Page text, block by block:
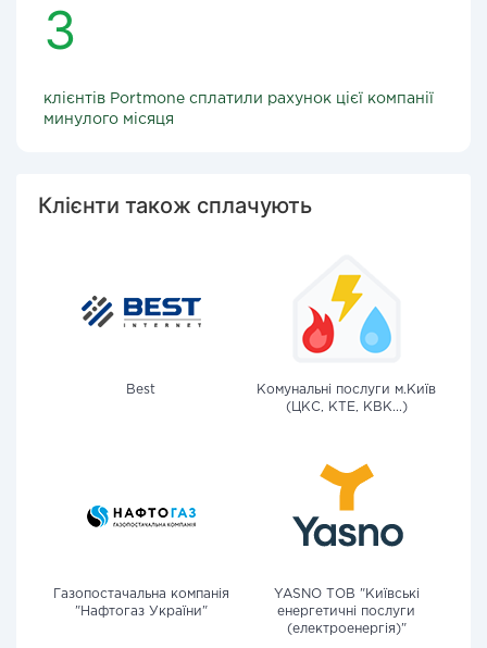
3
клієнтів Portmone сплатили рахунок цієї компанії
минулого місяця
Клієнти також сплачують
Best
Комунальні послуги м.Київ
(ЦКС, КТЕ, КВК...)
Газопостачальна компанія
"Нафтогаз України"
YASNO ТОВ "Київські
енергетичні послуги
(електроенергія)"